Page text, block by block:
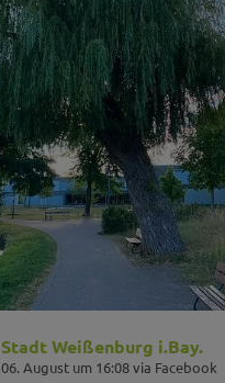
Stadt Weißenburg i.Bay.
06. August um 16:08 via Facebook